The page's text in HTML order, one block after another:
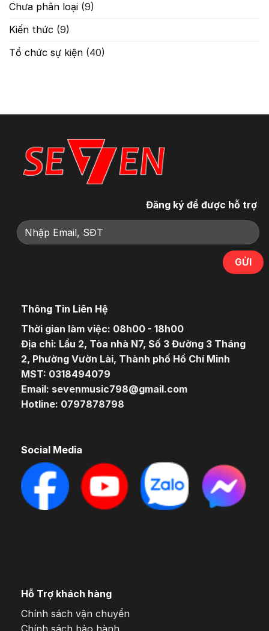
Chưa phân loại (9)
Kiến thức (9)
Tổ chức sự kiện (40)
Đăng ký để được hỗ trợ
Thông Tin Liên Hệ
Thời gian làm việc: 08h00 - 18h00
Địa chỉ: Lầu 2, Tòa nhà N7, Số 3 Đường 3 Tháng
2, Phường Vườn Lài, Thành phố Hồ Chí Minh
MST: 0318494079
Email: sevenmusic798@gmail.com
Hotline: 0797878798
Social Media
Hỗ Trợ khách hàng
Chính sách vận chuyển